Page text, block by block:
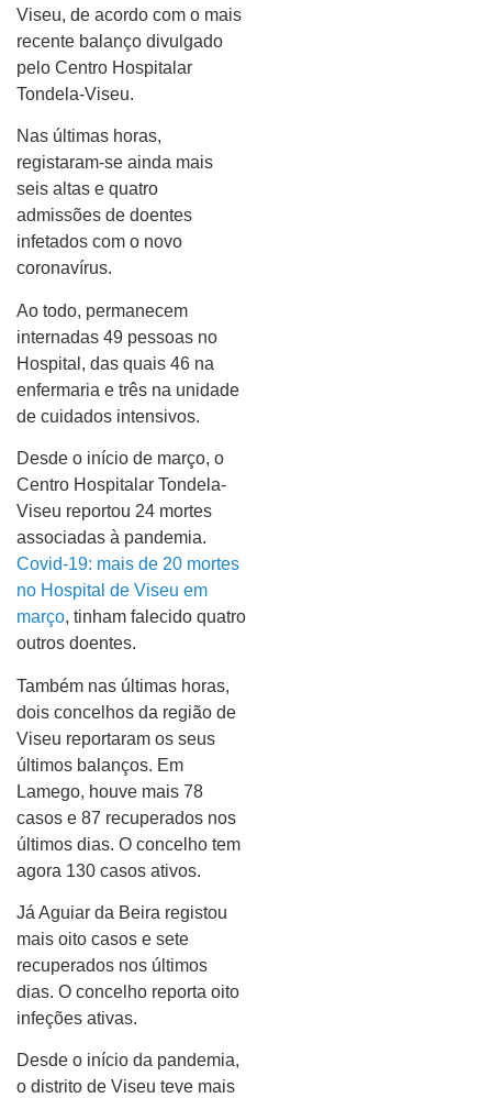
Viseu, de acordo com o mais
recente balanço divulgado
pelo Centro Hospitalar
Tondela-Viseu.
Nas últimas horas,
registaram-se ainda mais
seis altas e quatro
admissões de doentes
infetados com o novo
coronavírus.
Ao todo, permanecem
internadas 49 pessoas no
Hospital, das quais 46 na
enfermaria e três na unidade
de cuidados intensivos.
Desde o início de março, o
Centro Hospitalar Tondela-
Viseu reportou 24 mortes
associadas à pandemia.
Covid-19: mais de 20 mortes
no Hospital de Viseu em
março, tinham falecido quatro
outros doentes.
Também nas últimas horas,
dois concelhos da região de
Viseu reportaram os seus
últimos balanços. Em
Lamego, houve mais 78
casos e 87 recuperados nos
últimos dias. O concelho tem
agora 130 casos ativos.
Já Aguiar da Beira registou
mais oito casos e sete
recuperados nos últimos
dias. O concelho reporta oito
infeções ativas.
Desde o início da pandemia,
o distrito de Viseu teve mais